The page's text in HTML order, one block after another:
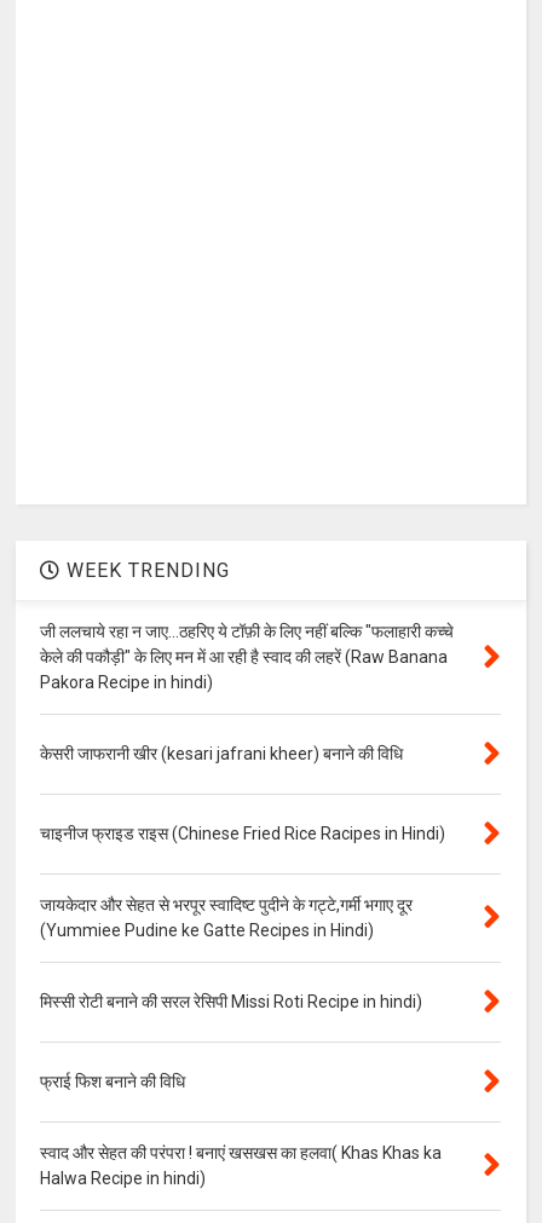
WEEK TRENDING
जी ललचाये रहा न जाए...ठहरिए ये टॉफ़ी के लिए नहीं बल्कि "फलाहारी कच्चे
केले की पकौड़ी" के लिए मन में आ रही है स्वाद की लहरें (Raw Banana
Pakora Recipe in hindi)
केसरी जाफरानी खीर (kesari jafrani kheer) बनाने की विधि
चाइनीज फ्राइड राइस (Chinese Fried Rice Racipes in Hindi)
जायकेदार और सेहत से भरपूर स्वादिष्ट पुदीने के गट्टे,गर्मी भगाए दूर
(Yummiee Pudine ke Gatte Recipes in Hindi)
मिस्सी रोटी बनाने की सरल रेसिपी Missi Roti Recipe in hindi)
फ्राई फिश बनाने की विधि
स्वाद और सेहत की परंपरा ! बनाएं खसखस का हलवा( Khas Khas ka
Halwa Recipe in hindi)